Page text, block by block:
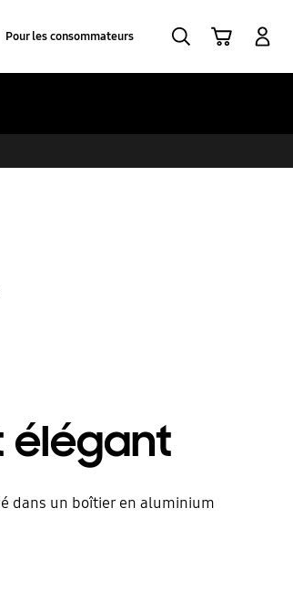
Pour les consommateurs
élégant
dans un boîtier en aluminium